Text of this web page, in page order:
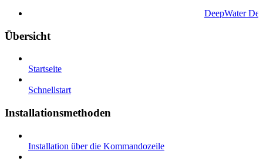
DeepWater
Übersicht
Startseite
Schnellstart
Installationsmethoden
Installation über die Kommandozeile